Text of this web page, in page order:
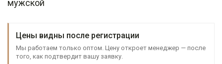
мужской
Цены видны после регистрации
Мы работаем только оптом. Цену откроет менеджер — после
того, как подтвердит вашу заявку.